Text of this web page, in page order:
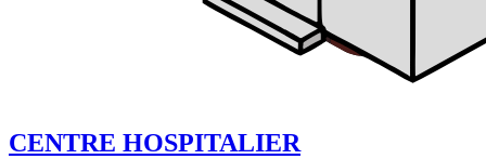
CENTRE HOSPITALIER